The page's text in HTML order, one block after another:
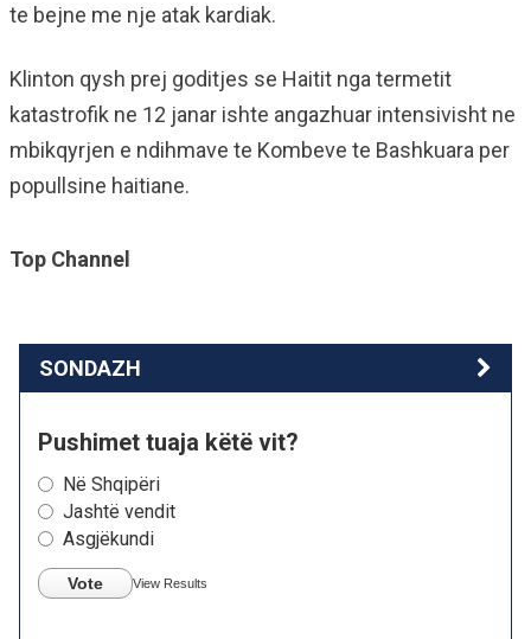
te bejne me nje atak kardiak.
Klinton qysh prej goditjes se Haitit nga termetit
katastrofik ne 12 janar ishte angazhuar intensivisht ne
mbikqyrjen e ndihmave te Kombeve te Bashkuara per
popullsine haitiane.
Top Channel
SONDAZH
Pushimet tuaja këtë vit?
Në Shqipëri
Jashtë vendit
Asgjëkundi
Vote View Results